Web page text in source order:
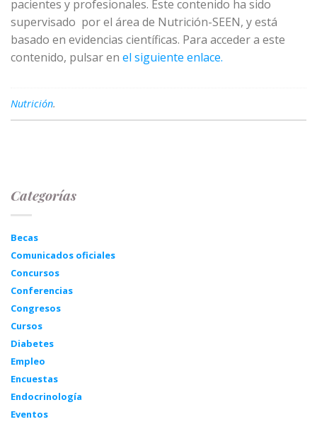
pacientes y profesionales. Este contenido ha sido
supervisado por el área de Nutrición-SEEN, y está
basado en evidencias científicas. Para acceder a este
contenido, pulsar en el siguiente enlace.
Nutrición.
Categorías
Becas
Comunicados oficiales
Concursos
Conferencias
Congresos
Cursos
Diabetes
Empleo
Encuestas
Endocrinología
Eventos